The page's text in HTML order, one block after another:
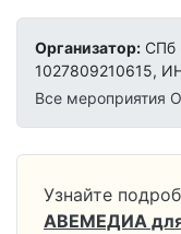
Организатор: СПб
1027809210615,
Все мероприятия
Узнайте
АВЕМЕДИА для